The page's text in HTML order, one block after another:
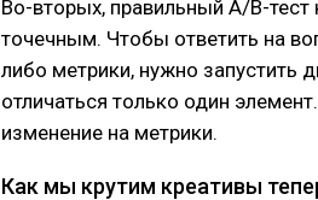
Во-вторых, правильный A/B-
точечным. Чтобы ответить на
либо метрики, нужно запустить
отличаться только один
изменение на метрики.
Как мы крутим креативы